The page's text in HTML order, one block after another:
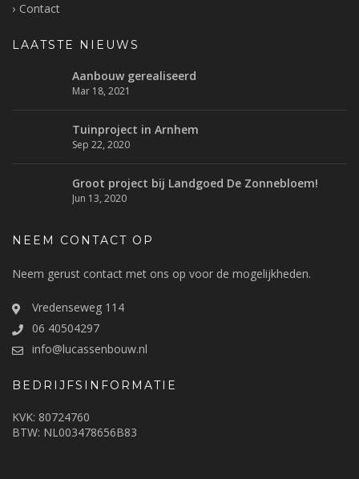
Contact
LAATSTE NIEUWS
Aanbouw gerealiseerd
Mar 18, 2021
Tuinproject in Arnhem
Sep 22, 2020
Groot project bij Landgoed De Zonnebloem!
Jun 13, 2020
NEEM CONTACT OP
Neem gerust contact met ons op voor de mogelijkheden.
Vredenseweg 114
06 40504297
info@lucassenbouw.nl
BEDRIJFSINFORMATIE
KVK: 80724760
BTW: NL003478656B83